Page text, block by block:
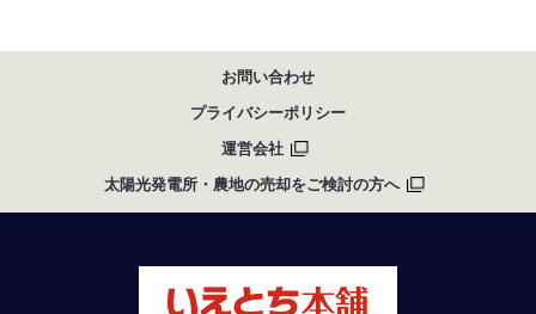
お問い合わせ
プライバシーポリシー
運営会社
太陽光発電所・農地の売却をご検討の方へ